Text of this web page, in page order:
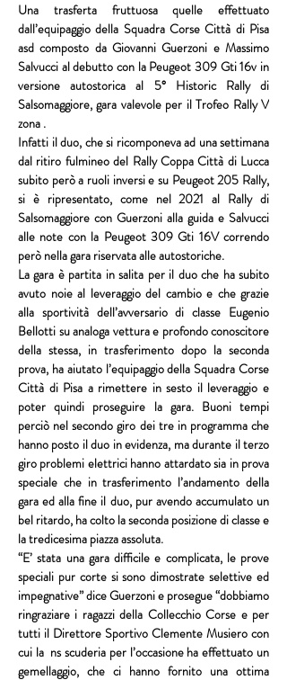
Una trasferta fruttuosa quelle effettuato
dall’equipaggio della Squadra Corse Città di Pisa
asd composto da Giovanni Guerzoni e Massimo
Salvucci al debutto con la Peugeot 309 Gti 16v in
versione autostorica al 5° Historic Rally di
Salsomaggiore, gara valevole per il Trofeo Rally V
zona .
Infatti il duo, che si ricomponeva ad una settimana
dal ritiro fulmineo del Rally Coppa Città di Lucca
subito però a ruoli inversi e su
si è ripresentato, come nel 2021 al Rally di
Salsomaggiore con Guerzoni alla guida e Salvucci
alle note con la Peugeot 309 Gti 16V correndo
però nella gara riservata alle autostoriche.
La gara è partita in salita per il duo che ha subito
avuto noie al leveraggio del cambio e che grazie
alla sportività dell’avversario di classe Eugenio
Bellotti su analoga vettura e profondo conoscitore
della stessa, in trasferimento dopo la seconda
prova, ha aiutato l’equipaggio della Squadra Corse
Città di Pisa a rimettere in sesto il leveraggio e
poter quindi proseguire la gara. Buoni tempi
perciò nel secondo giro dei tre in programma che
hanno posto il duo in evidenza, ma durante il terzo
giro problemi elettrici hanno attardato sia in prova
speciale che in trasferimento l’andamento della
gara ed alla fine il duo, pur avendo accumulato un
bel ritardo, ha colto la seconda posizione di classe e
la tredicesima piazza assoluta.
“E’ stata una gara difficile e complicata, le prove
speciali pur corte si sono dimostrate selettive ed
impegnative” dice Guerzoni e prosegue “dobbiamo
ringraziare i ragazzi della Collecchio Corse e per
tutti il Direttore Sportivo Clemente Musiero con
cui la  ns scuderia per l’occasione ha effettuato un
gemellaggio, che ci hanno fornito una ottima